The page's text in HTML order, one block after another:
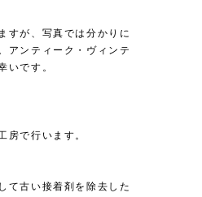
すが、写真では分かりに
アンティーク・ヴィンテ
いです。
房で行います。
て古い接着剤を除去した